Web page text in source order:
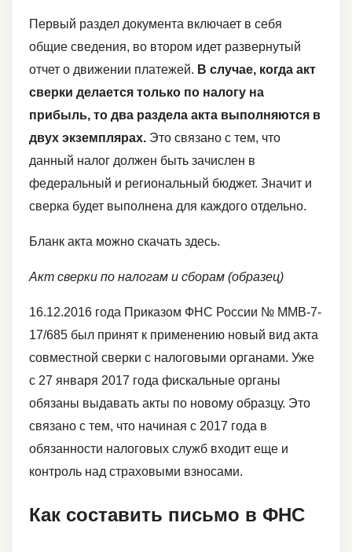
Первый раздел документа включает в себя
общие сведения, во втором идет развернутый
отчет о движении платежей. В случае, когда акт
сверки делается только по налогу на
прибыль, то два раздела акта выполняются в
двух экземплярах. Это связано с тем, что
данный налог должен быть зачислен в
федеральный и региональный бюджет. Значит и
сверка будет выполнена для каждого отдельно.
Бланк акта можно скачать здесь.
Акт сверки по налогам и сборам (образец)
16.12.2016 года Приказом ФНС России № ММВ-7-
17/685 был принят к применению новый вид акта
совместной сверки с налоговыми органами. Уже
с 27 января 2017 года фискальные органы
обязаны выдавать акты по новому образцу. Это
связано с тем, что начиная с 2017 года в
обязанности налоговых служб входит еще и
контроль над страховыми взносами.
Как составить письмо в ФНС